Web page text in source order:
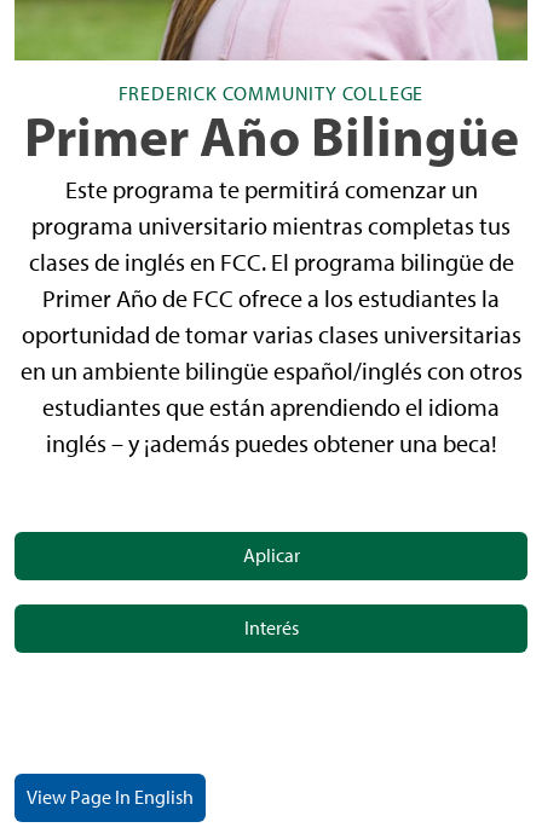
FREDERICK COMMUNITY COLLEGE
Primer Año Bilingüe
Este programa te permitirá comenzar un
programa universitario mientras completas tus
clases de inglés en FCC. El programa bilingüe de
Primer Año de FCC ofrece a los estudiantes la
oportunidad de tomar varias clases universitarias
en un ambiente bilingüe español/inglés con otros
estudiantes que están aprendiendo el idioma
inglés – y ¡además puedes obtener una beca!
Aplicar
Interés
View Page In English